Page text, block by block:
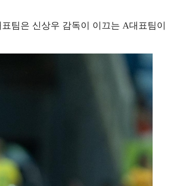
팀은 신상우 감독이 이끄는 A대표팀이